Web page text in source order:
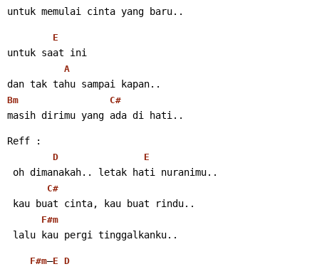
untuk memulai cinta yang baru..
E
untuk saat ini
A
dan tak tahu sampai kapan..
Bm C#
masih dirimu yang ada di hati..
Reff :
D E
oh dimanakah.. letak hati nuranimu..
C#
kau buat cinta, kau buat rindu..
F#m
lalu kau pergi tinggalkanku..
F#m–E D